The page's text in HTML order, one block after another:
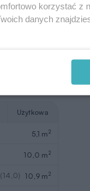
powierzchnie
netto
Użytkowa
5,1 m2
10,0 m2
(14,0) 10,9 m2
korzystać z
danych